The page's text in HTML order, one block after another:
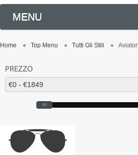
MENU
Home Top Menu Tutti Gli Stili Aviator
PREZZO